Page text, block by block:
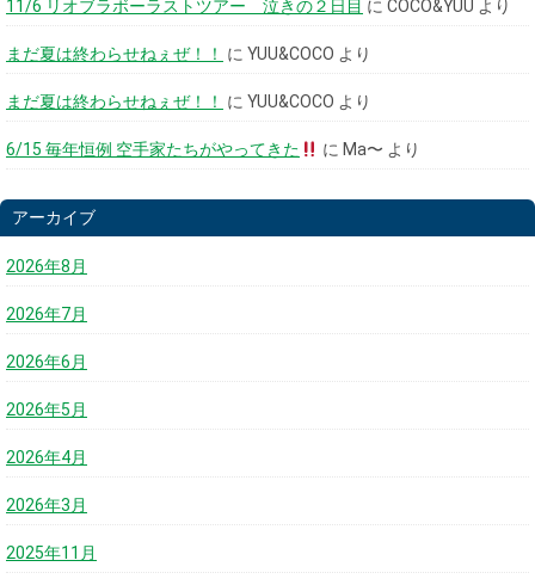
11/6 リオブラボーラストツアー 泣きの２日目 に COCO&YUU より
まだ夏は終わらせねぇぜ！！ に YUU&COCO より
まだ夏は終わらせねぇぜ！！ に YUU&COCO より
6/15 毎年恒例 空手家たちがやってきた に Ma〜 より
アーカイブ
2026年8月
2026年7月
2026年6月
2026年5月
2026年4月
2026年3月
2025年11月